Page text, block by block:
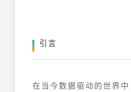
引言
在当今数据驱动的世界中